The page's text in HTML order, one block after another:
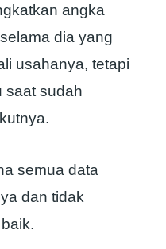
angka
dia yang
usahanya, tetapi
saat sudah
semua data
dan tidak